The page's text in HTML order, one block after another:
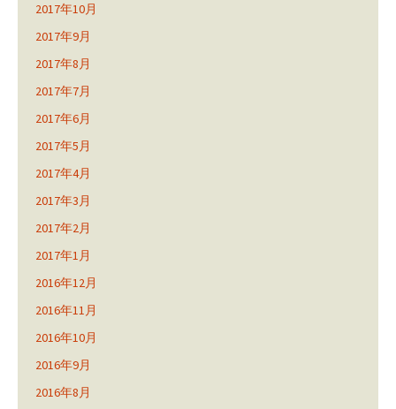
2017年10月
2017年9月
2017年8月
2017年7月
2017年6月
2017年5月
2017年4月
2017年3月
2017年2月
2017年1月
2016年12月
2016年11月
2016年10月
2016年9月
2016年8月